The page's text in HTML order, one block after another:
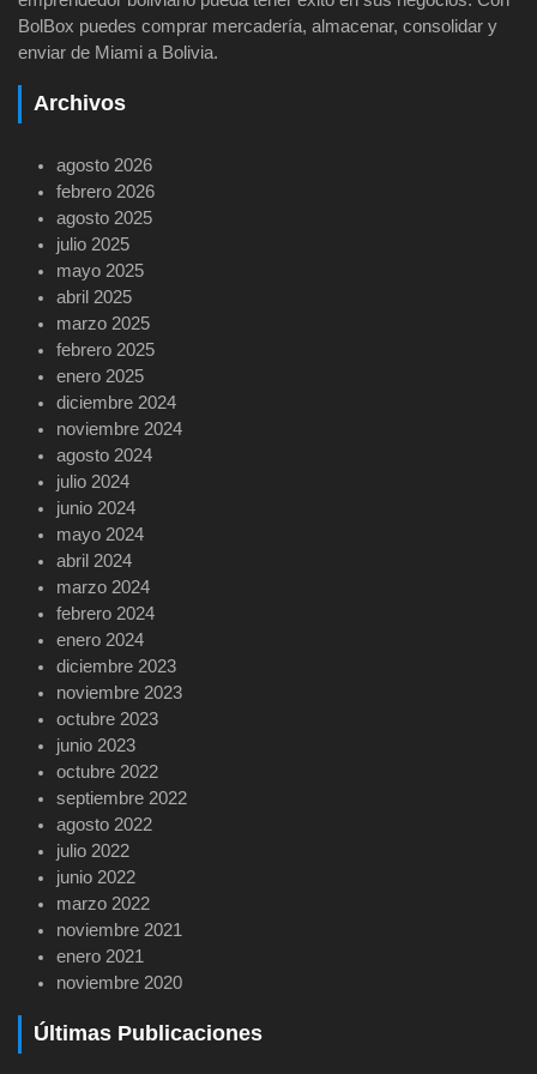
BolBox puedes comprar mercadería, almacenar, consolidar y
enviar de Miami a Bolivia.
Archivos
agosto 2026
febrero 2026
agosto 2025
julio 2025
mayo 2025
abril 2025
marzo 2025
febrero 2025
enero 2025
diciembre 2024
noviembre 2024
agosto 2024
julio 2024
junio 2024
mayo 2024
abril 2024
marzo 2024
febrero 2024
enero 2024
diciembre 2023
noviembre 2023
octubre 2023
junio 2023
octubre 2022
septiembre 2022
agosto 2022
julio 2022
junio 2022
marzo 2022
noviembre 2021
enero 2021
noviembre 2020
Últimas Publicaciones